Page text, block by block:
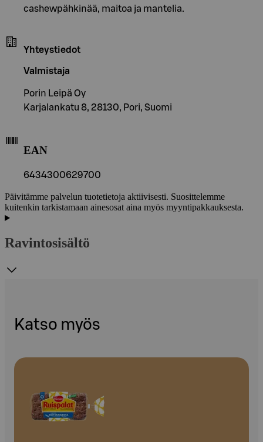
cashewpähkinää, maitoa ja mantelia.
Yhteystiedot
Valmistaja
Porin Leipä Oy
Karjalankatu 8, 28130, Pori, Suomi
EAN
6434300629700
Päivitämme palvelun tuotetietoja aktiivisesti. Suosittelemme
kuitenkin tarkistamaan ainesosat aina myös myyntipakkauksesta.
Ravintosisältö
Katso myös